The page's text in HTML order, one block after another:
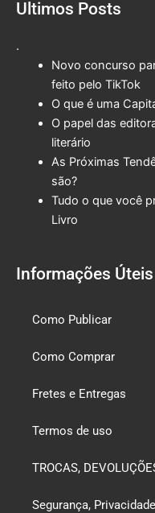
Ultimos Posts
.
Novo concurso
feito pelo TikTok
O que é uma
O papel das
literário
As Próximas
são?
Tudo o que você
Livro
Informações Úteis
Como Publicar
Como Comprar
Fretes e Entregas
Termos de uso
TROCAS,
Segurança,